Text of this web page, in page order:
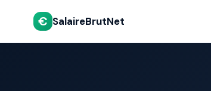
€ SalaireBrutNet